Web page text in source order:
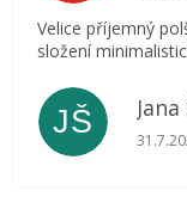
Velice příjemný
složení
JŠ